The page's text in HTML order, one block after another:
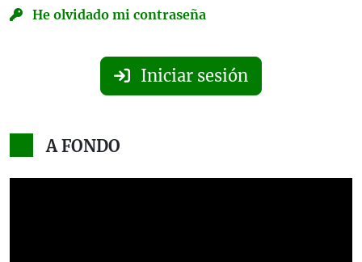
He olvidado mi contraseña
Iniciar sesión
A FONDO